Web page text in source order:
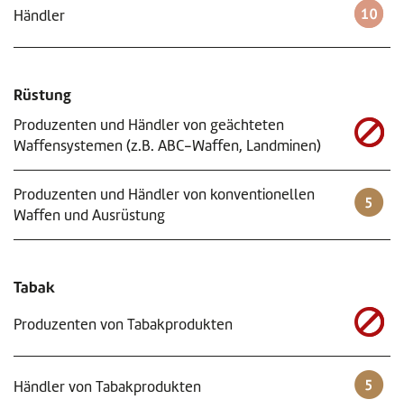
Händler
Rüstung
Produzenten und Händler von geächteten
Waffensystemen (z.B. ABC-Waffen, Landminen)
Produzenten und Händler von konventionellen
Waffen und Ausrüstung
Tabak
Produzenten von Tabakprodukten
Händler von Tabakprodukten